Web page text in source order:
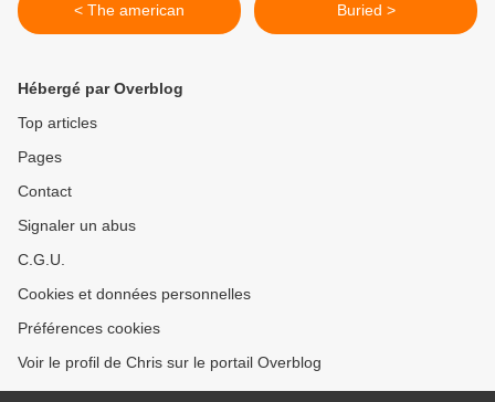
< The american Buried >
Hébergé par Overblog
Top articles
Pages
Contact
Signaler un abus
C.G.U.
Cookies et données personnelles
Préférences cookies
Voir le profil de Chris sur le portail Overblog